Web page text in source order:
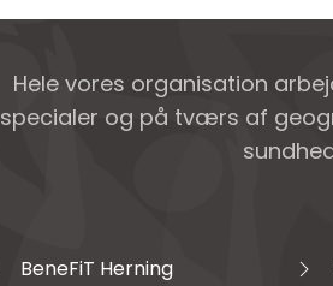
Hele vores organisation
specialer og på tværs af
BeneFiT Herning